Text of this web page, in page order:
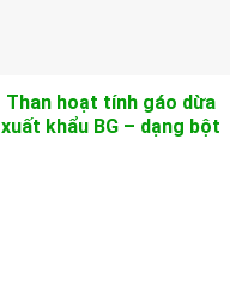
Than hoạt tính gáo dừa
xuất khẩu BG – dạng bột